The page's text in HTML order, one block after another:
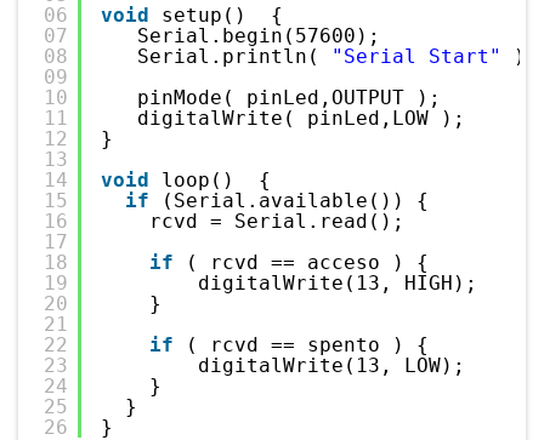
06
07
08
09
10
11
12
13
14
15
16
17
18
19
20
21
22
23
24
25
26
void
setup()  {
Serial.begin(57600);
Serial.println(
"Serial Start"
);
pinMode( pinLed,OUTPUT );
digitalWrite( pinLed,LOW );
}
void
loop()  {
if
(Serial.available()) {
rcvd = Serial.read();
if
( rcvd == acceso ) {
digitalWrite(13, HIGH);
}
if
( rcvd == spento ) {
digitalWrite(13, LOW);
}
}
}